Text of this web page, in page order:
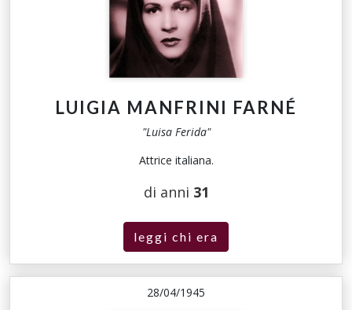
LUIGIA MANFRINI FARNÉ
"Luisa Ferida"
Attrice italiana.
di anni 31
leggi chi era
28/04/1945